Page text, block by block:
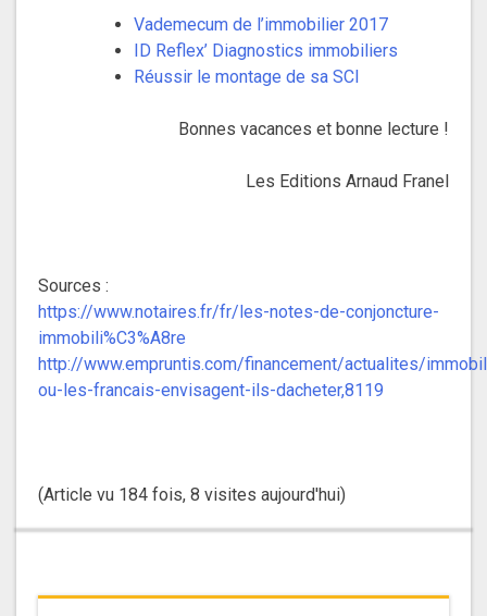
Vademecum de l’immobilier 2017
ID Reflex’ Diagnostics immobiliers
Réussir le montage de sa SCI
Bonnes vacances et bonne lecture !
Les Editions Arnaud Franel
Sources :
https://www.notaires.fr/fr/les-notes-de-conjoncture-
immobili%C3%A8re
http://www.empruntis.com/financement/actualites/
ou-les-francais-envisagent-ils-dacheter,8119
(Article vu 184 fois, 8 visites aujourd'hui)